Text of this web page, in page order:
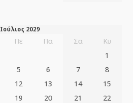
Ιούλιος 2029
Πε Πα Σα
Κυ
1
5 6 7
8
12 13 14
15
19 20 21
22